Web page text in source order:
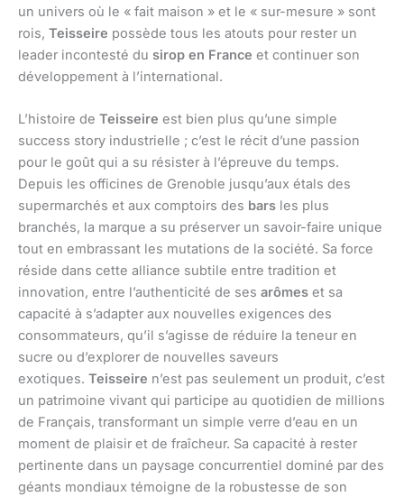
un univers où le « fait maison » et le « sur-mesure » sont
rois, Teisseire possède tous les atouts pour rester un
leader incontesté du sirop en France et continuer son
développement à l’international.
L’histoire de Teisseire est bien plus qu’une simple
success story industrielle ; c’est le récit d’une passion
pour le goût qui a su résister à l’épreuve du temps.
Depuis les officines de Grenoble jusqu’aux étals des
supermarchés et aux comptoirs des bars les plus
branchés, la marque a su préserver un savoir-faire unique
tout en embrassant les mutations de la société. Sa force
réside dans cette alliance subtile entre tradition et
innovation, entre l’authenticité de ses arômes et sa
capacité à s’adapter aux nouvelles exigences des
consommateurs, qu’il s’agisse de réduire la teneur en
sucre ou d’explorer de nouvelles saveurs
exotiques. Teisseire n’est pas seulement un produit, c’est
un patrimoine vivant qui participe au quotidien de millions
de Français, transformant un simple verre d’eau en un
moment de plaisir et de fraîcheur. Sa capacité à rester
pertinente dans un paysage concurrentiel dominé par des
géants mondiaux témoigne de la robustesse de son